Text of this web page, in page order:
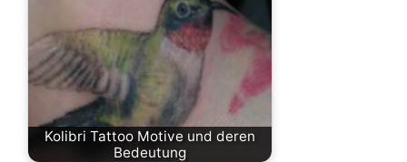
Kolibri Tattoo Motive und deren
Bedeutung